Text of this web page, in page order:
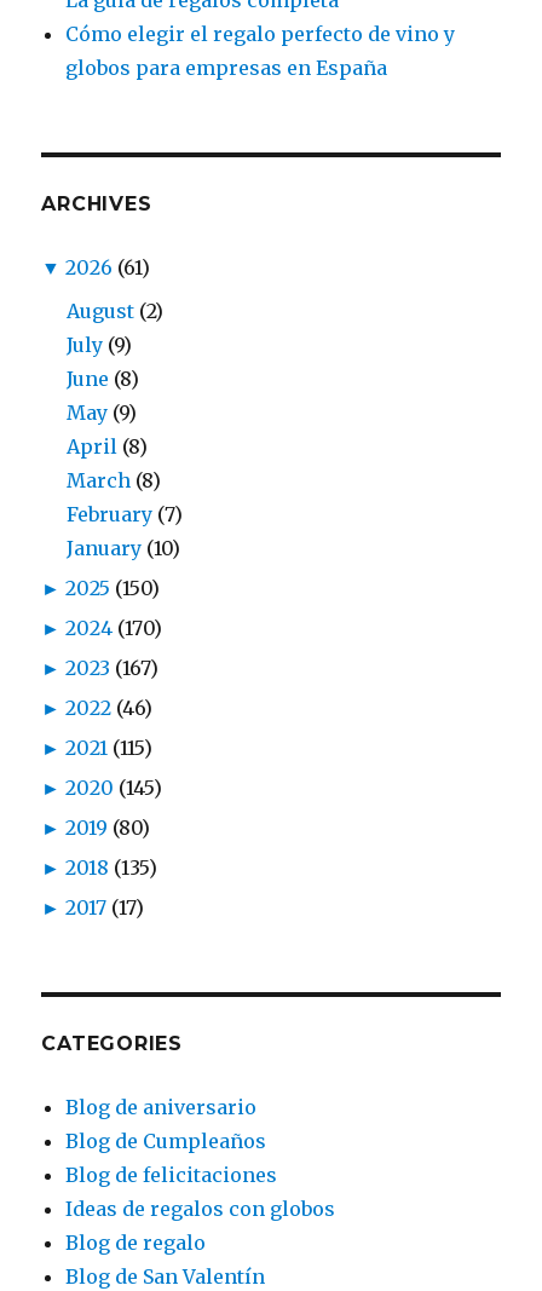
Cómo elegir el regalo perfecto de vino y
globos para empresas en España
ARCHIVES
▼ 2026 (61)
August (2)
July (9)
June (8)
May (9)
April (8)
March (8)
February (7)
January (10)
► 2025 (150)
► 2024 (170)
► 2023 (167)
► 2022 (46)
► 2021 (115)
► 2020 (145)
► 2019 (80)
► 2018 (135)
► 2017 (17)
CATEGORIES
Blog de aniversario
Blog de Cumpleaños
Blog de felicitaciones
Ideas de regalos con globos
Blog de regalo
Blog de San Valentín